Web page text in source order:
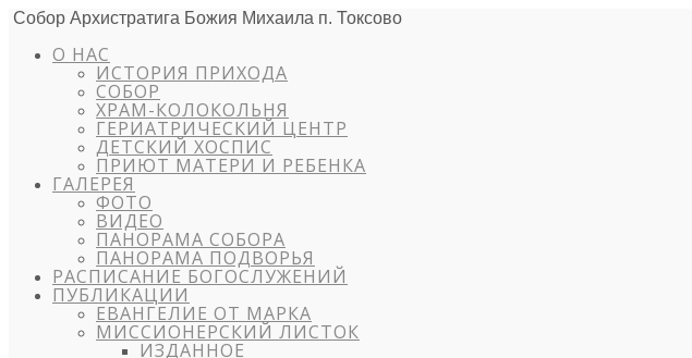
Собор Архистратига Божия Михаила п. Токсово
О НАС
ИСТОРИЯ ПРИХОДА
СОБОР
ХРАМ-КОЛОКОЛЬНЯ
ГЕРИАТРИЧЕСКИЙ ЦЕНТР
ДЕТСКИЙ ХОСПИС
ПРИЮТ МАТЕРИ И РЕБЕНКА
ГАЛЕРЕЯ
ФОТО
ВИДЕО
ПАНОРАМА СОБОРА
ПАНОРАМА ПОДВОРЬЯ
РАСПИСАНИЕ БОГОСЛУЖЕНИЙ
ПУБЛИКАЦИИ
ЕВАНГЕЛИЕ ОТ МАРКА
МИССИОНЕРСКИЙ ЛИСТОК
ИЗДАННОЕ